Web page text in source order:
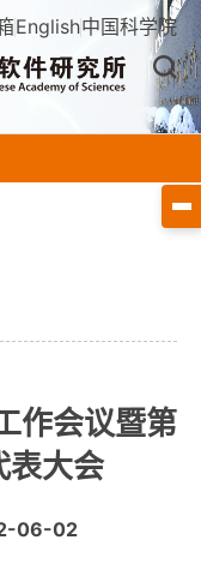
English中国科学院
作会议暨第
表大会
06-02